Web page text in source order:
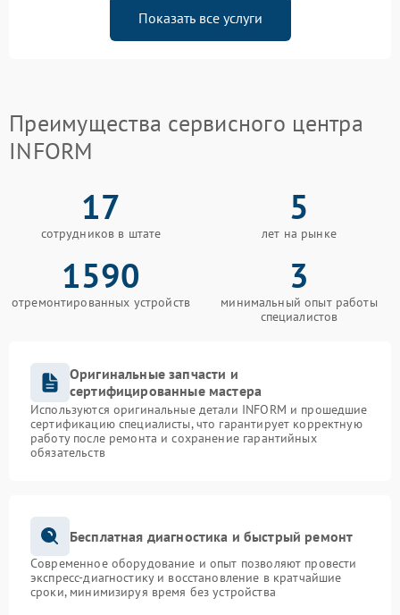
Показать все услуги
Преимущества сервисного центра
INFORM
17
сотрудников в штате
5
лет на рынке
1590
отремонтированных устройств
3
минимальный опыт работы
специалистов
Оригинальные запчасти и
сертифицированные мастера
Используются оригинальные детали INFORM и прошедшие
сертификацию специалисты, что гарантирует корректную
работу после ремонта и сохранение гарантийных
обязательств
Бесплатная диагностика и быстрый ремонт
Современное оборудование и опыт позволяют провести
экспресс-диагностику и восстановление в кратчайшие
сроки, минимизируя время без устройства